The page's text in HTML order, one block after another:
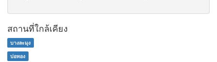
สถานที่ใกล้เคียง
บางละมุง
บ่อทอง